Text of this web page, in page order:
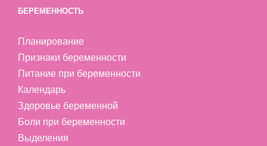
БЕРЕМЕННОСТЬ
Планирование
Признаки беременности
Питание при беременности
Календарь
Здоровье беременной
Боли при беременности
Выделения